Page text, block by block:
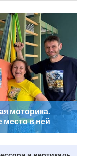
моторика.
место в ней